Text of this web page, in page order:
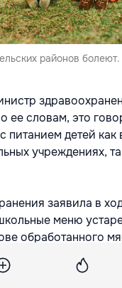
районов болеют.
ее словам, это
питанием детей как
учреждениях,
заявила в
меню
обработанного
и избыточного